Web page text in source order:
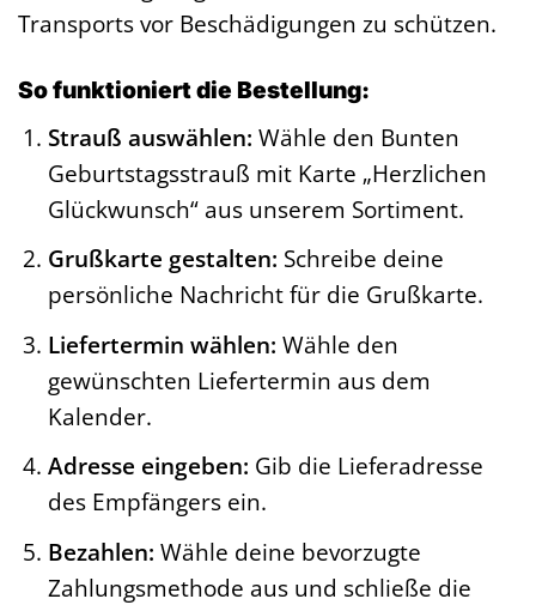
Transports vor Beschädigungen zu schützen.
So funktioniert die Bestellung:
Strauß auswählen: Wähle den Bunten
Geburtstagsstrauß mit Karte „Herzlichen
Glückwunsch“ aus unserem Sortiment.
Grußkarte gestalten: Schreibe deine
persönliche Nachricht für die Grußkarte.
Liefertermin wählen: Wähle den
gewünschten Liefertermin aus dem
Kalender.
Adresse eingeben: Gib die Lieferadresse
des Empfängers ein.
Bezahlen: Wähle deine bevorzugte
Zahlungsmethode aus und schließe die